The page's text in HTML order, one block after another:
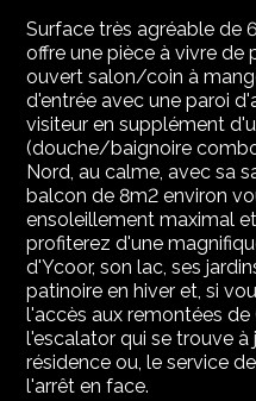
Surface très agréable de
offre une pièce à vivre de
ouvert salon/coin à
d'entrée avec une paroi
visiteur en supplément
(douche/baignoire
Nord, au calme, avec sa
balcon de 8m2 environ
ensoleillement maximal
profiterez d'une
d'Ycoor, son lac, ses
patinoire en hiver et, si
l'accès aux remontées
l'escalator qui se trouve
résidence ou, le service
l'arrêt en face.